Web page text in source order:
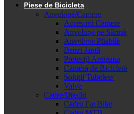
Piese de Bicicleta
Anvelope/Camere
Accesorii Camere
Anvelope pe Sârmă
Anvelope Pliabile
Benzi Jantă
Protecții Antipana
Cameră de Bicicletă
Soluții Tubeless
Valve
Cadre/Urechi
Cadru Fat Bike